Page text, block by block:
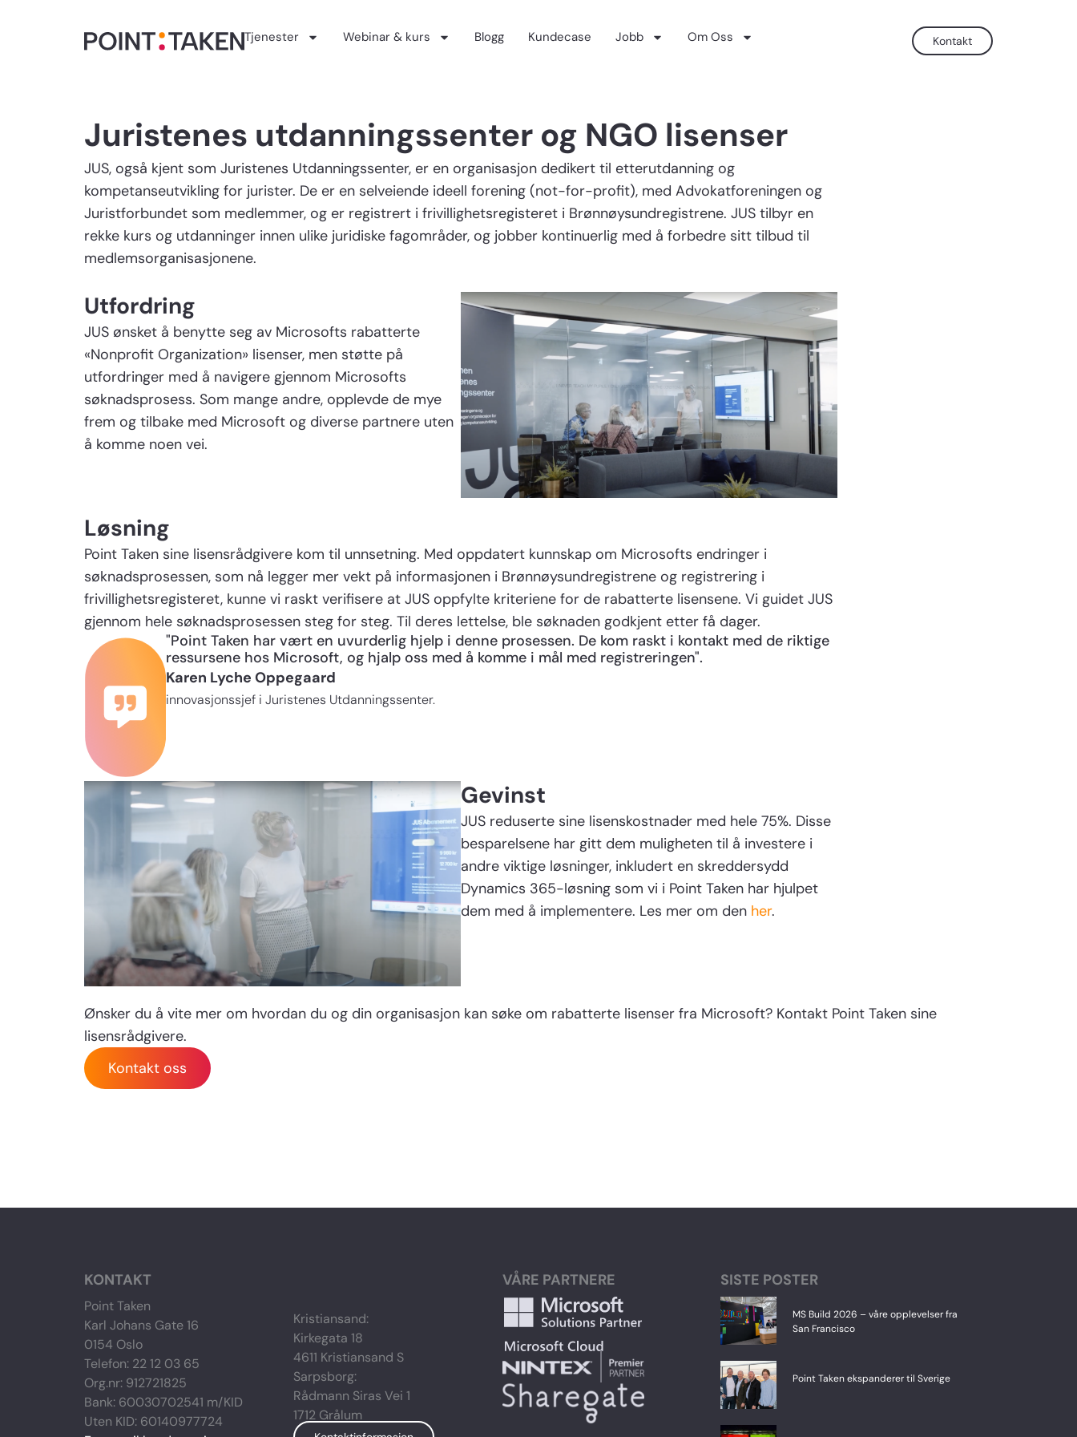
Tjenester Webinar & kurs Blogg Kundecase Jobb Om Oss Kontakt
Juristenes utdanningssenter og NGO lisenser
JUS, også kjent som Juristenes Utdanningssenter, er en organisasjon dedikert til etterutdanning og
kompetanseutvikling for jurister. De er en selveiende ideell forening (not-for-profit), med Advokatforeningen og
Juristforbundet som medlemmer, og er registrert i frivillighetsregisteret i Brønnøysundregistrene. JUS tilbyr en
rekke kurs og utdanninger innen ulike juridiske fagområder, og jobber kontinuerlig med å forbedre sitt tilbud til
medlemsorganisasjonene.
Utfordring
JUS ønsket å benytte seg av Microsofts rabatterte
«Nonprofit Organization» lisenser, men støtte på
utfordringer med å navigere gjennom Microsofts
søknadsprosess. Som mange andre, opplevde de mye
frem og tilbake med Microsoft og diverse partnere uten
å komme noen vei.
Løsning
Point Taken sine lisensrådgivere kom til unnsetning. Med oppdatert kunnskap om Microsofts endringer i
søknadsprosessen, som nå legger mer vekt på informasjonen i Brønnøysundregistrene og registrering i
frivillighetsregisteret, kunne vi raskt verifisere at JUS oppfylte kriteriene for de rabatterte lisensene. Vi guidet JUS
gjennom hele søknadsprosessen steg for steg. Til deres lettelse, ble søknaden godkjent etter få dager.
"Point Taken har vært en uvurderlig hjelp i denne prosessen. De kom raskt i kontakt med de riktige
ressursene hos Microsoft, og hjalp oss med å komme i mål med registreringen".
Karen Lyche Oppegaard
innovasjonssjef i Juristenes Utdanningssenter.
Gevinst
JUS reduserte sine lisenskostnader med hele 75%. Disse
besparelsene har gitt dem muligheten til å investere i
andre viktige løsninger, inkludert en skreddersydd
Dynamics 365-løsning som vi i Point Taken har hjulpet
dem med å implementere. Les mer om den her.
Ønsker du å vite mer om hvordan du og din organisasjon kan søke om rabatterte lisenser fra Microsoft? Kontakt Point Taken sine
lisensrådgivere.
Kontakt oss
KONTAKT
Point Taken
Karl Johans Gate 16
0154 Oslo
Telefon: 22 12 03 65
Org.nr: 912721825
Bank: 60030702541 m/KID
Uten KID: 60140977724
Kristiansand:
Kirkegata 18
4611 Kristiansand S
Sarpsborg:
Rådmann Siras Vei 1
1712 Grålum
VÅRE PARTNERE SISTE POSTER
MS Build 2026 – våre opplevelser fra
San Francisco
Point Taken ekspanderer til Sverige